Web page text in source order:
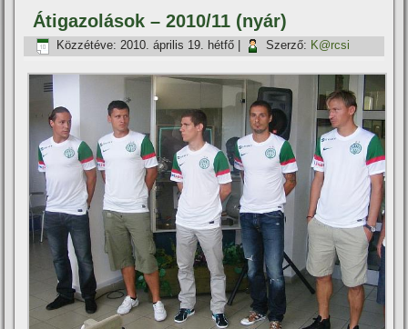
Átigazolások – 2010/11 (nyár)
Közzétéve: 2010. április 19. hétfő Szerző: K@rcsi